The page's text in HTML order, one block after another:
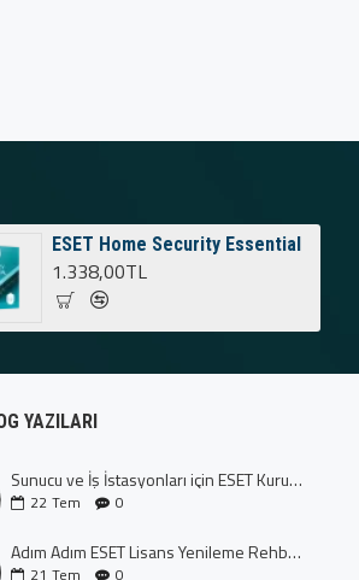
ESET Home Security Essential
1.338,00TL
YAZILARI
Sunucu ve İş İstasyonları için ESET Kurumsal Koruma: Dijital Kalenizi İnşa Edin
22 Tem 0
Adım Adım ESET Lisans Yenileme Rehberi (CTRL+U Yöntemi)
21 Tem 0